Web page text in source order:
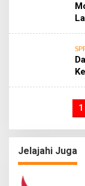
1
Jelajahi Juga